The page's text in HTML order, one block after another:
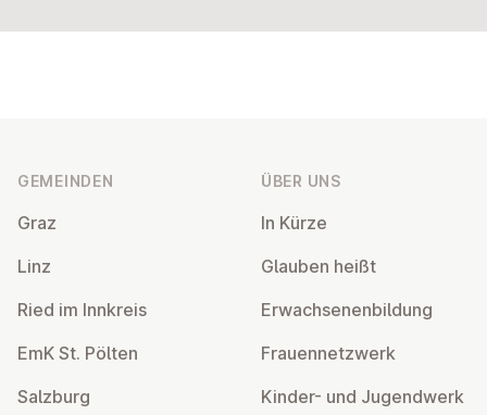
GEMEINDEN
Graz
Linz
Ried im Innkreis
EmK St. Pölten
Salzburg
ÜBER UNS
In Kürze
Glauben heißt
Er­wach­se­nen­bil­dung
Frau­en­netz­werk
Kinder- und Ju­gend­werk